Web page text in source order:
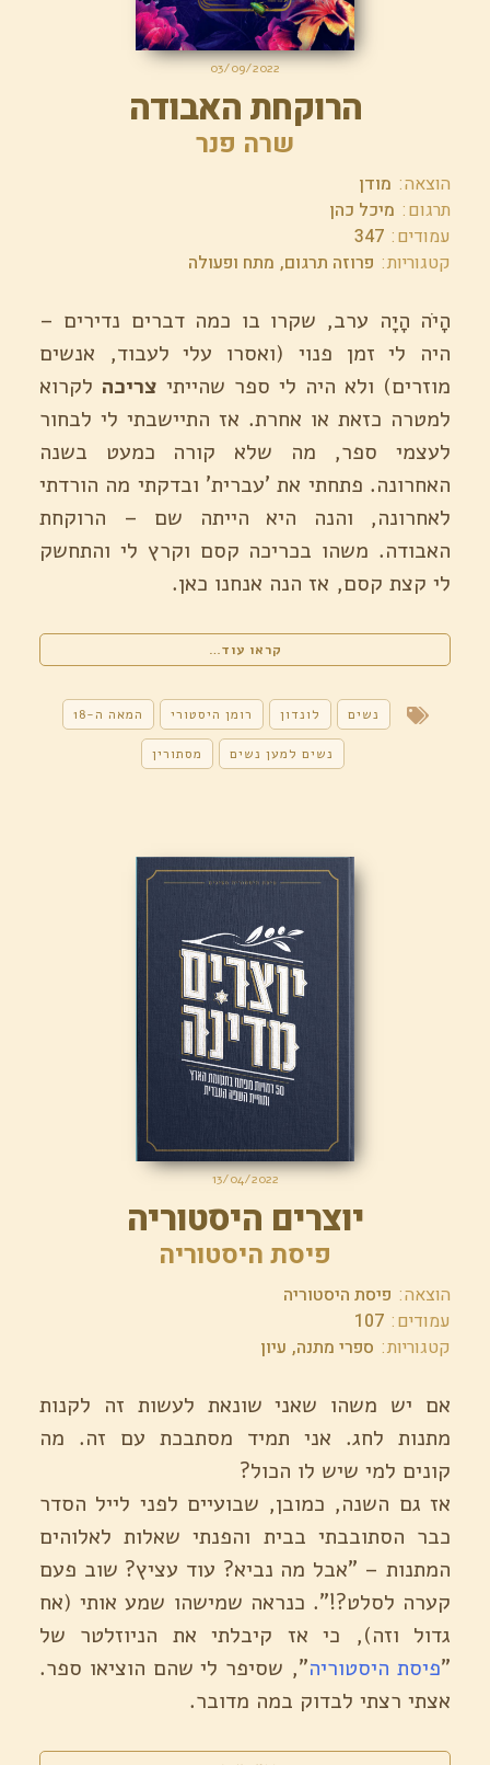
03/09/2022
הרוקחת האבודה
שרה פנר
הוצאה מודן
תרגום מיכל כהן
עמודים 347
קטגוריות פרוזה תרגום מתח ופעולה
הָיֹה הָיָה ערב, שקרו בו כמה דברים נדירים –
היה לי זמן פנוי (ואסרו עלי לעבוד, אנשים
מוזרים) ולא היה לי ספר שהייתי צריכה לקרוא
למטרה כזאת או אחרת. אז התיישבתי לי לבחור
לעצמי ספר, מה שלא קורה כמעט בשנה
האחרונה. פתחתי את 'עברית' ובדקתי מה הורדתי
לאחרונה, והנה היא הייתה שם – הרוקחת
האבודה. משהו בכריכה קסם וקרץ לי והתחשק
לי קצת קסם, אז הנה אנחנו כאן.
קראו עוד…
האבודה
פנר"
נשים לונדון רומן היסטורי המאה ה-18
נשים למען נשים מסתורין
13/04/2022
יוצרים היסטוריה
פיסת היסטוריה
הוצאה פיסת היסטוריה
עמודים 107
קטגוריות ספרי מתנה עיון
אם יש משהו שאני שונאת לעשות זה לקנות
מתנות לחג. אני תמיד מסתבכת עם זה. מה
קונים למי שיש לו הכול?
אז גם השנה, כמובן, שבועיים לפני לייל הסדר
כבר הסתובבתי בבית והפנתי שאלות לאלוהים
המתנות – "אבל מה נביא? עוד עציץ? שוב פעם
קערה לסלט?!". כנראה שמישהו שמע אותי (אח
גדול וזה), כי אז קיבלתי את הניוזלטר של
"פיסת היסטוריה", שסיפר לי שהם הוציאו ספר.
אצתי רצתי לבדוק במה מדובר.